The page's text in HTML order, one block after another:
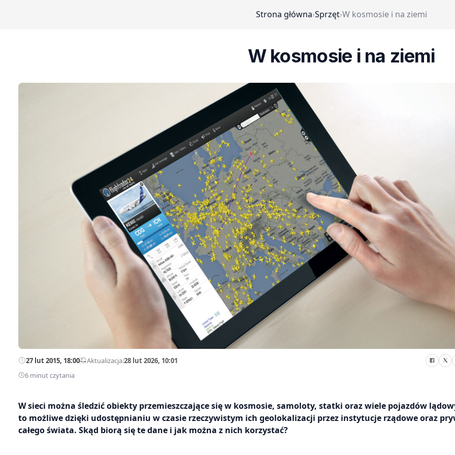
Strona główna›Sprzęt›W kosmosie i na ziemi
W kosmosie i na ziemi
27 lut 2015, 18:00—Aktualizacja:28 lut 2026, 10:01
6 minut czytania
W sieci można śledzić obiekty przemieszczające się w kosmosie, samoloty, statki oraz wiele pojazdów
to możliwe dzięki udostępnianiu w czasie rzeczywistym ich geolokalizacji przez instytucje rządowe oraz
całego świata. Skąd biorą się te dane i jak można z nich korzystać?